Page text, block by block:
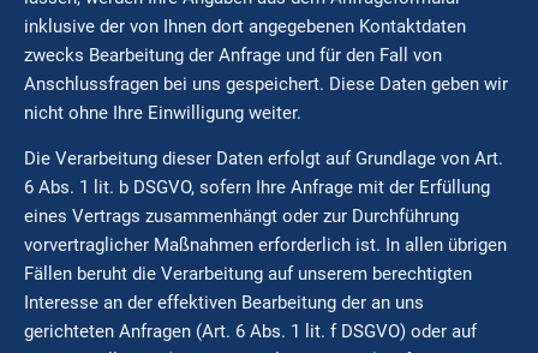
inklusive der von Ihnen dort angegebenen Kontaktdaten
zwecks Bearbeitung der Anfrage und für den Fall von
Anschlussfragen bei uns gespeichert. Diese Daten geben wir
nicht ohne Ihre Einwilligung weiter.
Die Verarbeitung dieser Daten erfolgt auf Grundlage von Art.
6 Abs. 1 lit. b DSGVO, sofern Ihre Anfrage mit der Erfüllung
eines Vertrags zusammenhängt oder zur Durchführung
vorvertraglicher Maßnahmen erforderlich ist. In allen übrigen
Fällen beruht die Verarbeitung auf unserem berechtigten
Interesse an der effektiven Bearbeitung der an uns
gerichteten Anfragen (Art. 6 Abs. 1 lit. f DSGVO) oder auf